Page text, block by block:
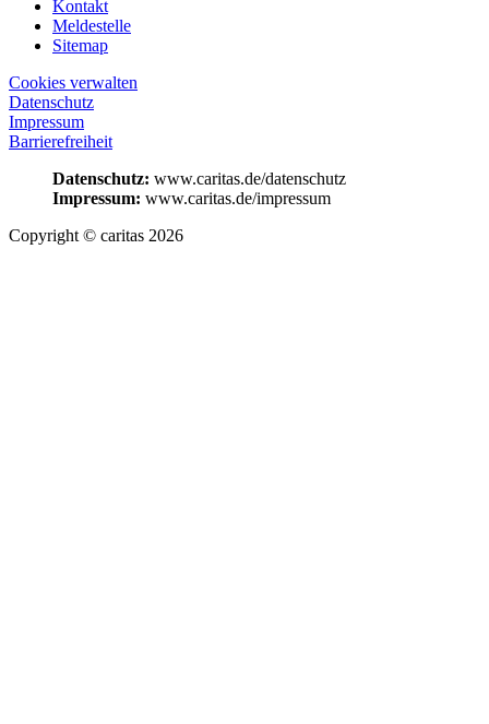
Kontakt
Meldestelle
Sitemap
Cookies verwalten
Datenschutz
Impressum
Barrierefreiheit
Datenschutz: www.caritas.de/datenschutz
Impressum: www.caritas.de/impressum
Copyright © caritas 2026